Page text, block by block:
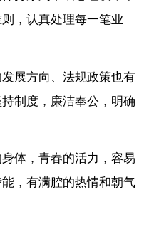
，认真处理每一笔业
展方向、法规政策也有
制度，廉洁奉公，明确
体，青春的活力，容易
，有满腔的热情和朝气